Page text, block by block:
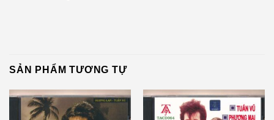
SẢN PHẨM TƯƠNG TỰ